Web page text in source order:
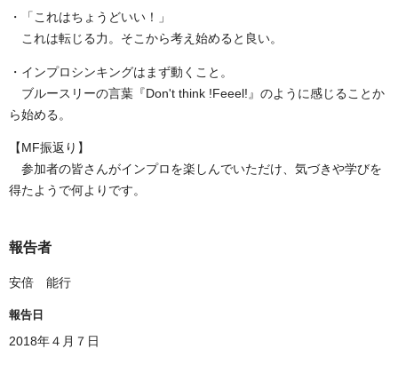
・「これはちょうどいい！」
これは転じる力。そこから考え始めると良い。
・インプロシンキングはまず動くこと。
ブルースリーの言葉『Don't think !Feeel!』のように感じることか
ら始める。
【MF振返り】
参加者の皆さんがインプロを楽しんでいただけ、気づきや学びを
得たようで何よりです。
報告者
安倍 能行
報告日
2018年４月７日